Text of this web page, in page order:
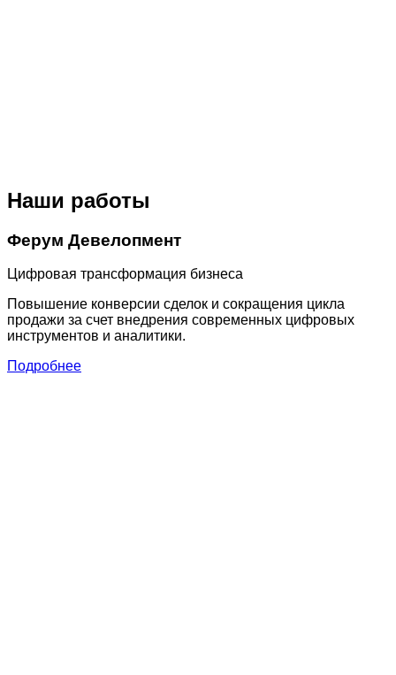
Наши работы
Ферум Девелопмент
Цифровая трансформация бизнеса
Повышение конверсии сделок и сокращения цикла
продажи за счет внедрения современных цифровых
инструментов и аналитики.
Подробнее